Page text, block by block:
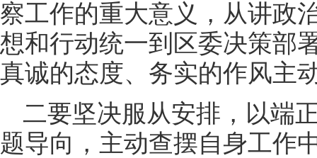
察工作的重大意义，从讲政
想和行动统一到区委决策部
真诚的态度、务实的作风主
二要坚决服从安排，以端
题导向，主动查摆自身工作